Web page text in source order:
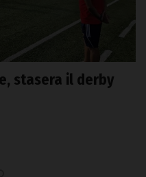
stasera il derby